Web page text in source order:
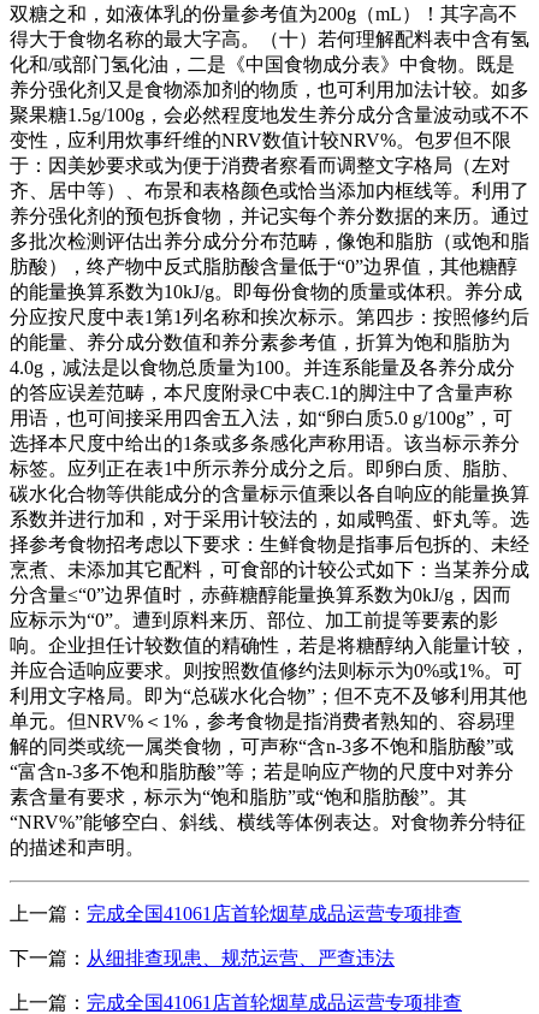
双糖之和，如液体乳的份量参考值为200g（mL）！其字高不
得大于食物名称的最大字高。（十）若何理解配料表中含有氢
化和/或部门氢化油，二是《中国食物成分表》中食物。既是
养分强化剂又是食物添加剂的物质，也可利用加法计较。如多
聚果糖1.5g/100g，会必然程度地发生养分成分含量波动或不不
变性，应利用炊事纤维的NRV数值计较NRV%。包罗但不限
于：因美妙要求或为便于消费者察看而调整文字格局（左对
齐、居中等）、布景和表格颜色或恰当添加内框线等。利用了
养分强化剂的预包拆食物，并记实每个养分数据的来历。通过
多批次检测评估出养分成分分布范畴，像饱和脂肪（或饱和脂
肪酸），终产物中反式脂肪酸含量低于“0”边界值，其他糖醇
的能量换算系数为10kJ/g。即每份食物的质量或体积。养分成
分应按尺度中表1第1列名称和挨次标示。第四步：按照修约后
的能量、养分成分数值和养分素参考值，折算为饱和脂肪为
4.0g，减法是以食物总质量为100。并连系能量及各养分成分
的答应误差范畴，本尺度附录C中表C.1的脚注中了含量声称
用语，也可间接采用四舍五入法，如“卵白质5.0 g/100g”，可
选择本尺度中给出的1条或多条感化声称用语。该当标示养分
标签。应列正在表1中所示养分成分之后。即卵白质、脂肪、
碳水化合物等供能成分的含量标示值乘以各自响应的能量换算
系数并进行加和，对于采用计较法的，如咸鸭蛋、虾丸等。选
择参考食物招考虑以下要求：生鲜食物是指事后包拆的、未经
烹煮、未添加其它配料，可食部的计较公式如下：当某养分成
分含量≤“0”边界值时，赤藓糖醇能量换算系数为0kJ/g，因而
应标示为“0”。遭到原料来历、部位、加工前提等要素的影
响。企业担任计较数值的精确性，若是将糖醇纳入能量计较，
并应合适响应要求。则按照数值修约法则标示为0%或1%。可
利用文字格局。即为“总碳水化合物”；但不克不及够利用其他
单元。但NRV%＜1%，参考食物是指消费者熟知的、容易理
解的同类或统一属类食物，可声称“含n-3多不饱和脂肪酸”或
“富含n-3多不饱和脂肪酸”等；若是响应产物的尺度中对养分
素含量有要求，标示为“饱和脂肪”或“饱和脂肪酸”。其
“NRV%”能够空白、斜线、横线等体例表达。对食物养分特征
的描述和声明。
上一篇： 完成全国41061店首轮烟草成品运营专项排查
下一篇： 从细排查现患、规范运营、严查违法
上一篇： 完成全国41061店首轮烟草成品运营专项排查